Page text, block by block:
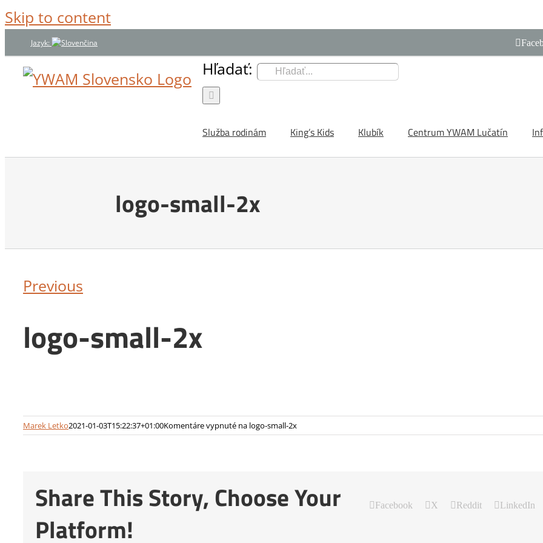
Skip to content
Jazyk:
Hľadať:
Služba rodinám King’s Kids Klubík Centrum YWAM Lučatín
logo-small-2x
Previous
logo-small-2x
Marek Letko2021-01-03T15:22:37+01:00Komentáre vypnuté na logo-small-2x
Share This Story, Choose Your
Platform!
Facebook X Reddit LinkedIn